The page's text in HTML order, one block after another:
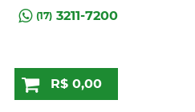
(17)3211-7200
R$ 0,00